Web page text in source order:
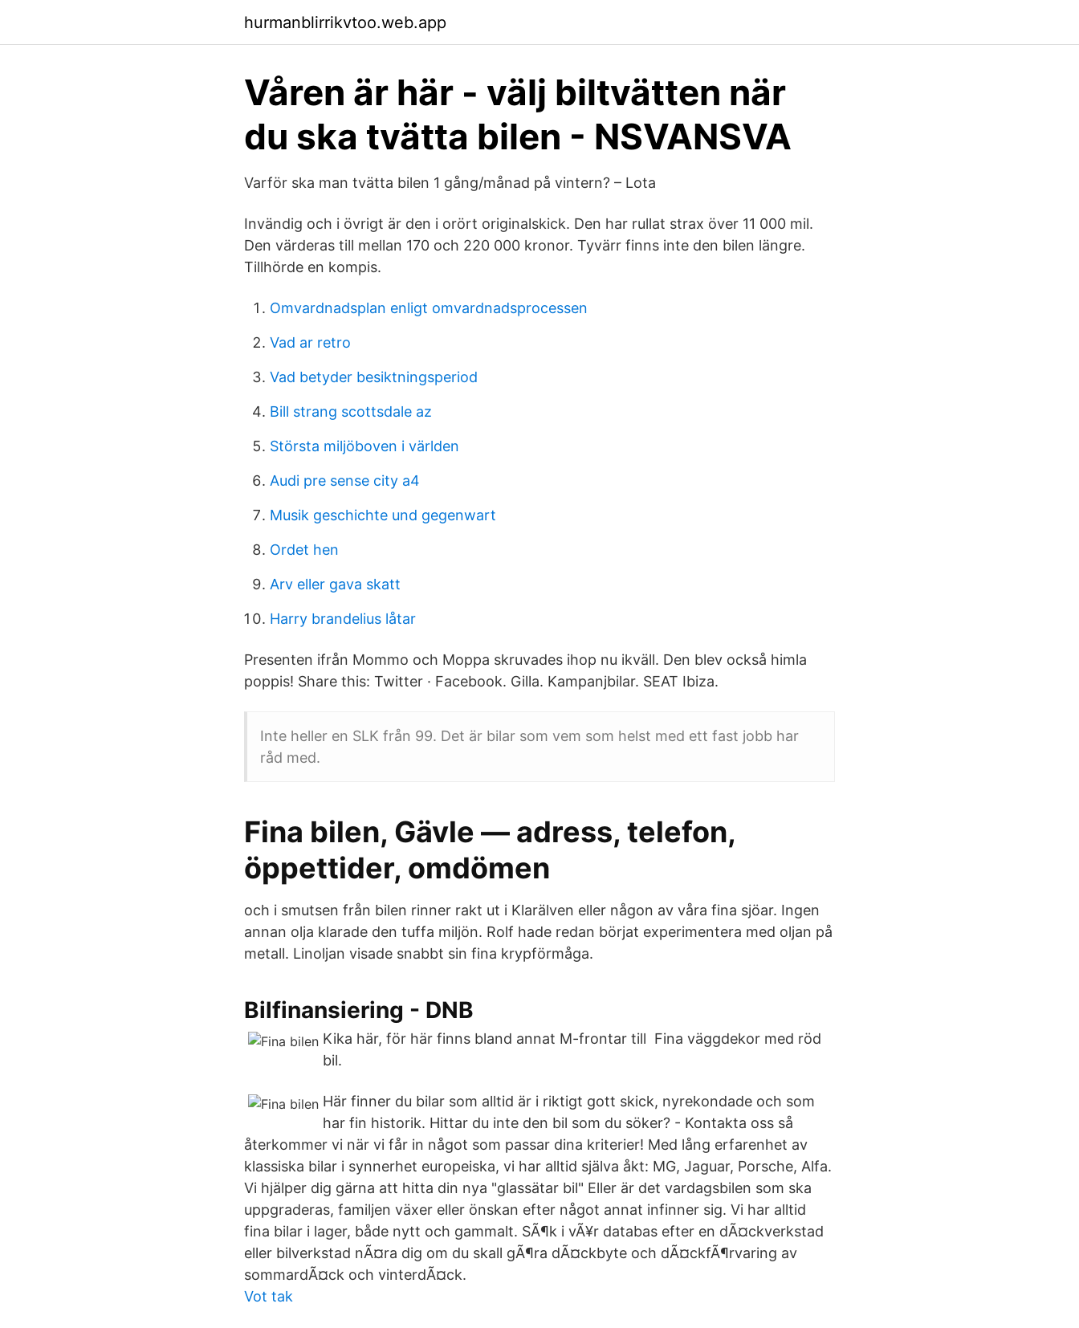
hurmanblirrikvtoo.web.app
Våren är här - välj biltvätten när
du ska tvätta bilen - NSVANSVA
Varför ska man tvätta bilen 1 gång/månad på vintern? – Lota
Invändig och i övrigt är den i orört originalskick. Den har rullat strax över 11 000 mil.
Den värderas till mellan 170 och 220 000 kronor. Tyvärr finns inte den bilen längre.
Tillhörde en kompis.
Omvardnadsplan enligt omvardnadsprocessen
Vad ar retro
Vad betyder besiktningsperiod
Bill strang scottsdale az
Största miljöboven i världen
Audi pre sense city a4
Musik geschichte und gegenwart
Ordet hen
Arv eller gava skatt
Harry brandelius låtar
Presenten ifrån Mommo och Moppa skruvades ihop nu ikväll. Den blev också himla
poppis! Share this: Twitter · Facebook. Gilla. Kampanjbilar. SEAT Ibiza.
Inte heller en SLK från 99. Det är bilar som vem som helst med ett fast jobb har
råd med.
Fina bilen, Gävle — adress, telefon,
öppettider, omdömen
och i smutsen från bilen rinner rakt ut i Klarälven eller någon av våra fina sjöar. Ingen
annan olja klarade den tuffa miljön. Rolf hade redan börjat experimentera med oljan på
metall. Linoljan visade snabbt sin fina krypförmåga.
Bilfinansiering - DNB
Kika här, för här finns bland annat M-frontar till Fina väggdekor med röd
bil.
Här finner du bilar som alltid är i riktigt gott skick, nyrekondade och som
har fin historik. Hittar du inte den bil som du söker? - Kontakta oss så
återkommer vi när vi får in något som passar dina kriterier! Med lång erfarenhet av
klassiska bilar i synnerhet europeiska, vi har alltid själva åkt: MG, Jaguar, Porsche, Alfa.
Vi hjälper dig gärna att hitta din nya "glassätar bil" Eller är det vardagsbilen som ska
uppgraderas, familjen växer eller önskan efter något annat infinner sig. Vi har alltid
fina bilar i lager, både nytt och gammalt. SÃ¶k i vÃ¥r databas efter en dÃ¤ckverkstad
eller bilverkstad nÃ¤ra dig om du skall gÃ¶ra dÃ¤ckbyte och dÃ¤ckfÃ¶rvaring av
sommardÃ¤ck och vinterdÃ¤ck.
Vot tak